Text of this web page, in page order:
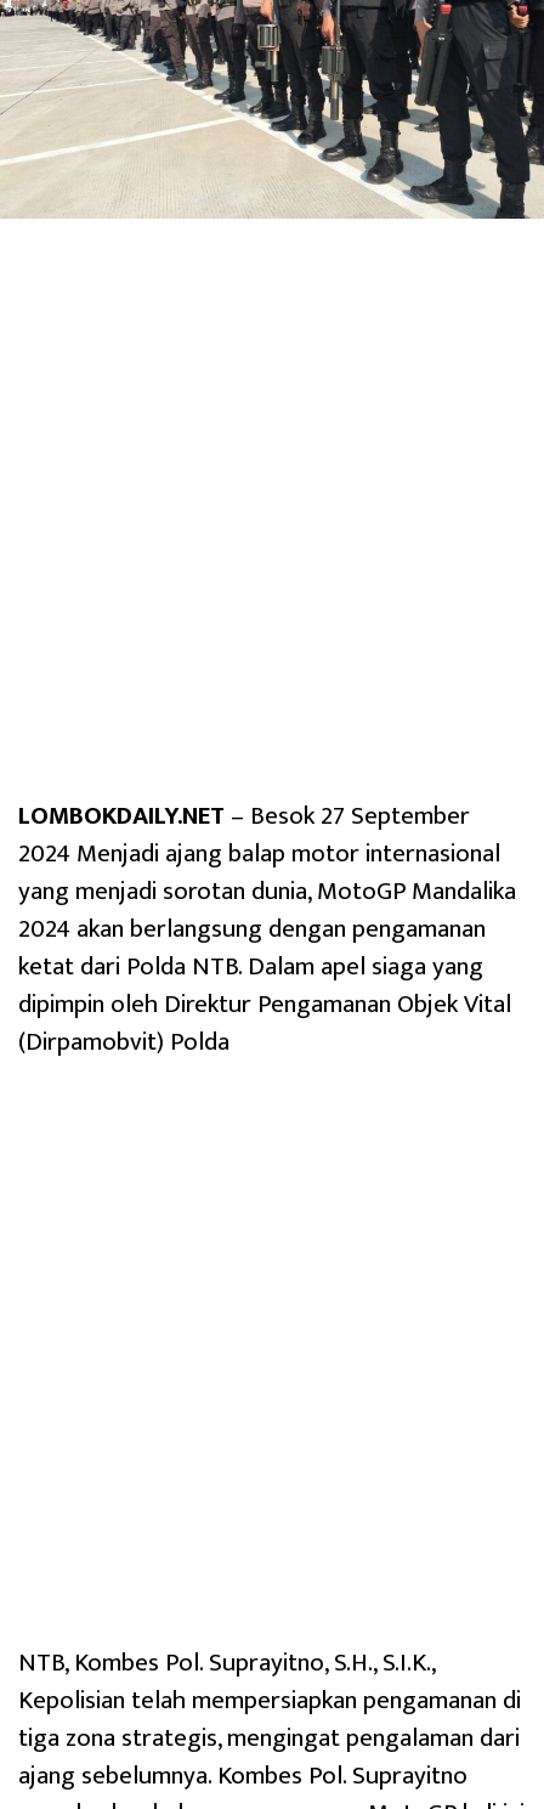
LOMBOKDAILY.NET – Besok 27 September
2024 Menjadi ajang balap motor internasional
yang menjadi sorotan dunia, MotoGP Mandalika
2024 akan berlangsung dengan pengamanan
ketat dari Polda NTB. Dalam apel siaga yang
dipimpin oleh Direktur Pengamanan Objek Vital
(Dirpamobvit) Polda
NTB, Kombes Pol. Suprayitno, S.H., S.I.K.,
Kepolisian telah mempersiapkan pengamanan di
tiga zona strategis, mengingat pengalaman dari
ajang sebelumnya. Kombes Pol. Suprayitno